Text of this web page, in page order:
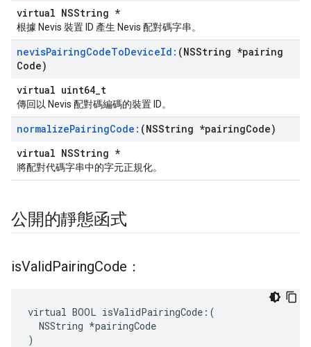
virtual NSString *
根據 Nevis 裝置 ID 產生 Nevis 配對碼字串。
nevisPairingCodeToDeviceId: (NSString *pairing
Code)
virtual uint64_t
傳回以 Nevis 配對碼編碼的裝置 ID。
normalizePairingCode: (NSString *pairingCode)
virtual NSString *
將配對代碼字串中的字元正規化。
公開的靜態函式
isValidPairingCode：
virtual BOOL isValidPairingCode:(
  NSString *pairingCode
)